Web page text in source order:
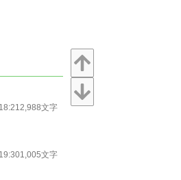
2,988文字
1,005文字